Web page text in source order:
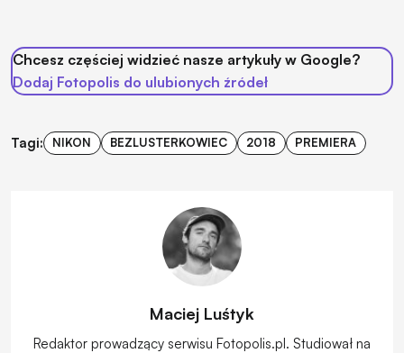
Chcesz częściej widzieć nasze artykuły w Google?
Dodaj Fotopolis do ulubionych źródeł
Tagi: NIKON BEZLUSTERKOWIEC 2018 PREMIERA
Maciej Luśtyk
Redaktor prowadzący serwisu Fotopolis.pl. Studiował na